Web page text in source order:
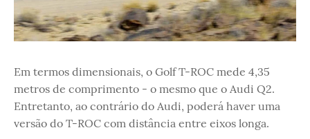
Em termos dimensionais, o Golf T-ROC mede 4,35
metros de comprimento - o mesmo que o Audi Q2.
Entretanto, ao contrário do Audi, poderá haver uma
versão do T-ROC com distância entre eixos longa.